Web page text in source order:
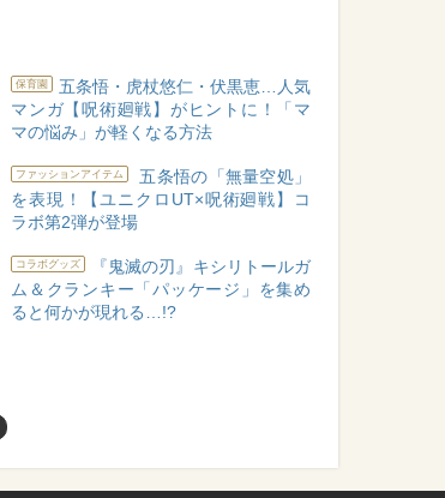
保育園
五条悟・虎杖悠仁・伏黒恵…人気
マンガ【呪術廻戦】がヒントに！「マ
マの悩み」が軽くなる方法
ファッションアイテム
五条悟の「無量空処」
を表現！【ユニクロUT×呪術廻戦】コ
ラボ第2弾が登場
コラボグッズ
『鬼滅の刃』キシリトールガ
ム＆クランキー「パッケージ」を集め
ると何かが現れる…!?